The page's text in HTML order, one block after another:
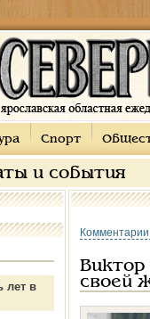
Спорт
и события
лет в
своей